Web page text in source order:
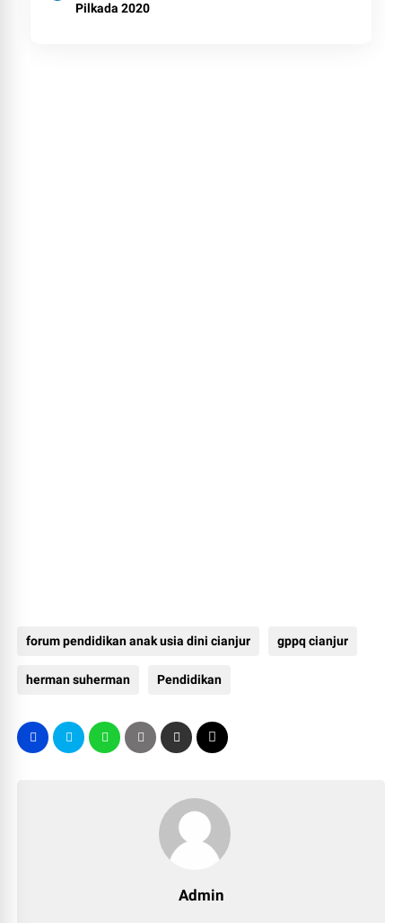
Pilkada 2020
forum pendidikan anak usia dini cianjur gppq cianjur
herman suherman Pendidikan
Admin